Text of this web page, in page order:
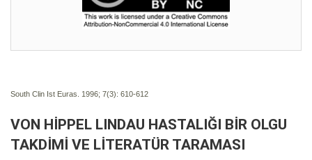
South Clin Ist Euras. 1996; 7(3): 610-612
VON HİPPEL LINDAU HASTALIĞI BİR OLGU
TAKDİMİ VE LİTERATÜR TARAMASI